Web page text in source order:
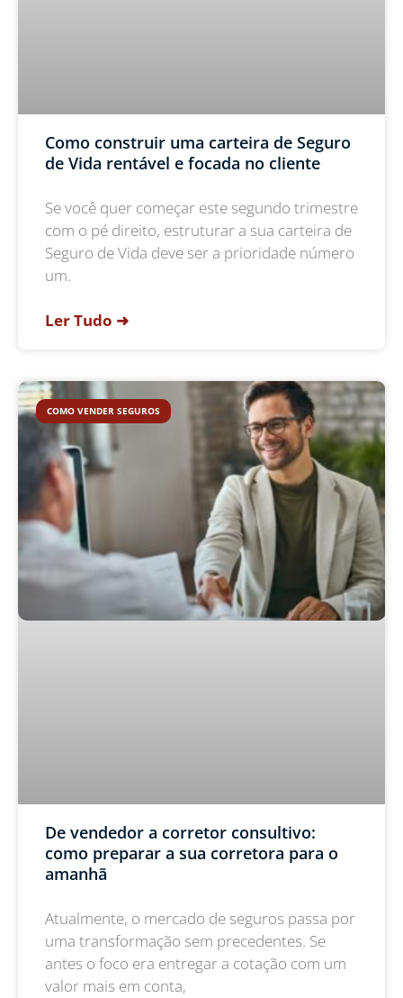
Como construir uma carteira de Seguro
de Vida rentável e focada no cliente
Se você quer começar este segundo trimestre
com o pé direito, estruturar a sua carteira de
Seguro de Vida deve ser a prioridade número
um.
Ler Tudo ➜
COMO VENDER SEGUROS
De vendedor a corretor consultivo:
como preparar a sua corretora para o
amanhã
Atualmente, o mercado de seguros passa por
uma transformação sem precedentes. Se
antes o foco era entregar a cotação com um
valor mais em conta,